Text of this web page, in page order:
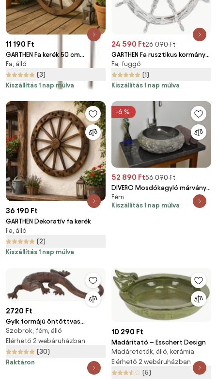
11 190 Ft
GARTHEN Fa kerék 50 cm
stílusos rusztikus dekoráció
Fa, álló
(3)
Kiszállítás 1 nap múlva
24 590 Ft26 090 Ft
GARTHEN Fa rusztikus kormány
60 cm
Fa, függő
(1)
Kiszállítás 1 nap múlva
36 190 Ft
GARTHEN Dekoratív fa kerék
Fa, álló
(2)
Kiszállítás 1 nap múlva
-6 %
52 890 Ft56 090 Ft
DIVERO Mosdókagyló márvány
Black Ø42
Fém
Kiszállítás 1 nap múlva
2720 Ft
Gyík formájú öntöttvas
dekoráció, hosszúság 19,5 cm -
Esschert Design
Szobrok, fém, álló
Elérhető 2 webáruházban
(30)
Raktáron
10 290 Ft
Madáritató – Esschert Design
Madáretetők, álló, kerámia
Elérhető 2 webáruházban
(5)